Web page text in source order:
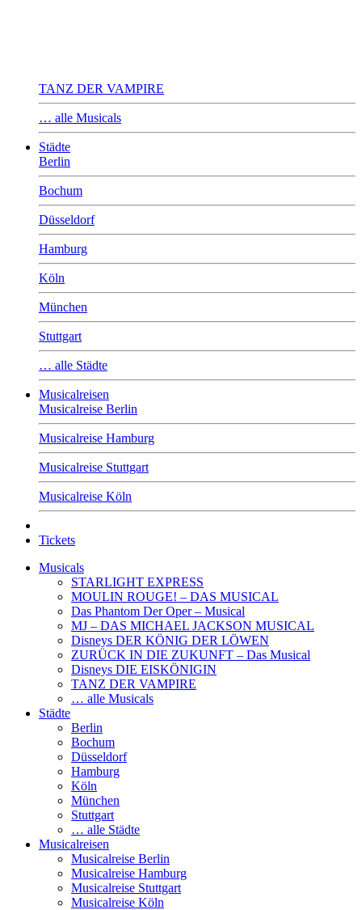
TANZ DER VAMPIRE
… alle Musicals
Städte
Berlin
Bochum
Düsseldorf
Hamburg
Köln
München
Stuttgart
… alle Städte
Musicalreisen
Musicalreise Berlin
Musicalreise Hamburg
Musicalreise Stuttgart
Musicalreise Köln
Tickets
Musicals
STARLIGHT EXPRESS
MOULIN ROUGE! – DAS MUSICAL
Das Phantom Der Oper – Musical
MJ – DAS MICHAEL JACKSON MUSICAL
Disneys DER KÖNIG DER LÖWEN
ZURÜCK IN DIE ZUKUNFT – Das Musical
Disneys DIE EISKÖNIGIN
TANZ DER VAMPIRE
… alle Musicals
Städte
Berlin
Bochum
Düsseldorf
Hamburg
Köln
München
Stuttgart
… alle Städte
Musicalreisen
Musicalreise Berlin
Musicalreise Hamburg
Musicalreise Stuttgart
Musicalreise Köln